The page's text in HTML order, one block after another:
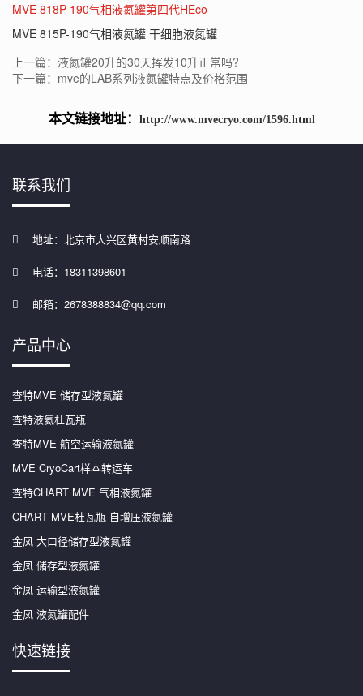
MVE 818P-190气相液氮罐第四代HEco
MVE 815P-190气相液氮罐 干细胞液氮罐
上一篇：液氮罐20升的30天挥发10升正常吗?
下一篇：mve的LAB系列液氮罐特点及价格范围
本文链接地址： http://www.mvecryo.com/1596.html
联系我们
地址：北京市大兴区黄村安顺南路
电话：18311398601
邮箱：2678388834@qq.com
产品中心
查特MVE 储存型液氮罐
查特液氦杜瓦瓶
查特MVE 航空运输液氮罐
MVE CryoCart样本转运车
查特CHART MVE 气相液氮罐
CHART MVE杜瓦瓶 自增压液氮罐
金凤 大口径储存型液氮罐
金凤 储存型液氮罐
金凤 运输型液氮罐
金凤 液氮罐配件
快速链接